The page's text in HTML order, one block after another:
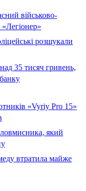
військово-
розшукали
35 тисяч гривень,
«Vyriy Pro 15»
який
втратила майже